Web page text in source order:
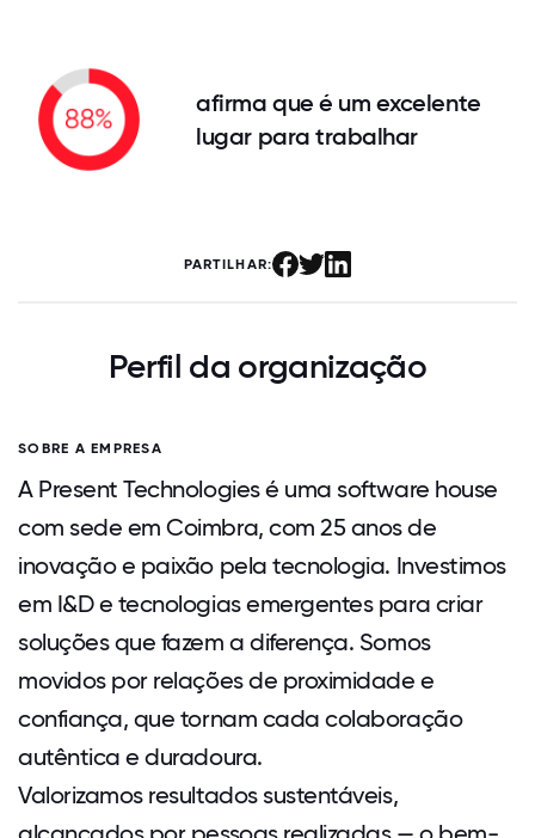
afirma que é um excelente
lugar para trabalhar
PARTILHAR:
Perfil da organização
SOBRE A EMPRESA
A Present Technologies é uma software house
com sede em Coimbra, com 25 anos de
inovação e paixão pela tecnologia. Investimos
em I&D e tecnologias emergentes para criar
soluções que fazem a diferença. Somos
movidos por relações de proximidade e
confiança, que tornam cada colaboração
autêntica e duradoura.
Valorizamos resultados sustentáveis,